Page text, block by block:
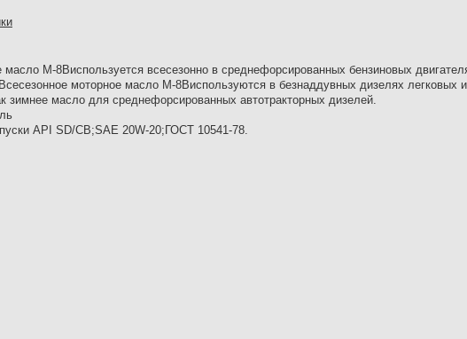
М-8Виспользуется всесезонно в среднефорсированных бензиновых
моторное масло М-8Виспользуются в безнаддувных дизелях
зимнее масло для среднефорсированных автотракторных дизелей.
API SD/CB;SAE 20W-20;ГОСТ 10541-78.